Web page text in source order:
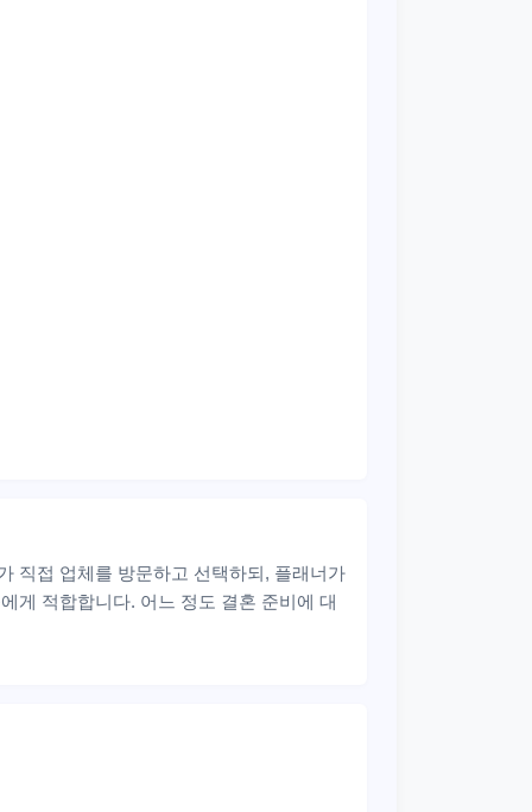
직접 업체를 방문하고 선택하되, 플래너가
게 적합합니다. 어느 정도 결혼 준비에 대